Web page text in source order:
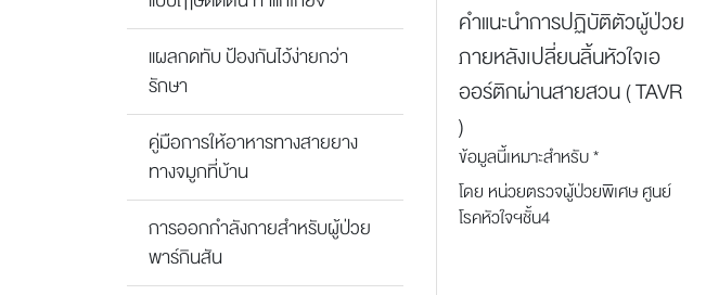
แผลกดทับ ป้องกันไว้ง่ายกว่า
รักษา
คู่มือการให้อาหารทางสายยาง
ทางจมูกที่บ้าน
การออกกำลังกายสำหรับผู้ป่วย
พาร์กินสัน
คำแนะนำการปฏิบัติตัวผู้ป่วย
ภายหลังเปลี่ยนลิ้นหัวใจเอ
ออร์ติกผ่านสายสวน ( TAVR
)
ข้อมูลนี้เหมาะสำหรับ *
โดย หน่วยตรวจผู้ป่วยพิเศษ ศูนย์
โรคหัวใจฯชั้น4